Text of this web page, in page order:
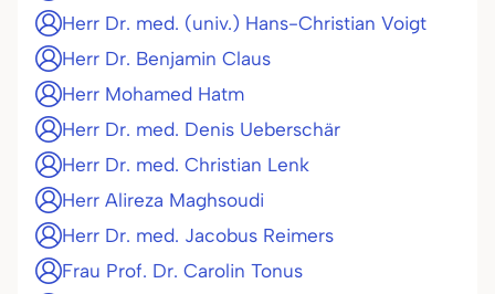
Herr Dr. med. (univ.) Hans-Christian Voigt
Herr Dr. Benjamin Claus
Herr Mohamed Hatm
Herr Dr. med. Denis Ueberschär
Herr Dr. med. Christian Lenk
Herr Alireza Maghsoudi
Herr Dr. med. Jacobus Reimers
Frau Prof. Dr. Carolin Tonus